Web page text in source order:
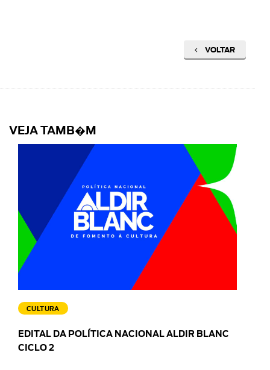
VOLTAR
VEJA TAMB�M
CULTURA
EDITAL DA POLÍTICA NACIONAL ALDIR BLANC
CICLO 2